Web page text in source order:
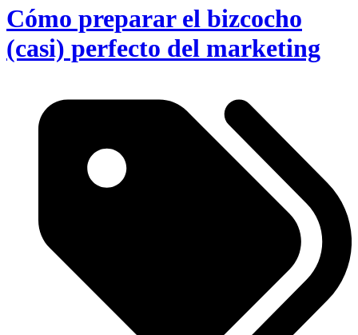
Cómo preparar el bizcocho
(casi) perfecto del marketing